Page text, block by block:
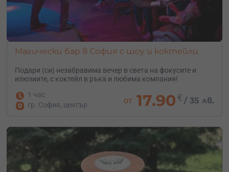
Магически бар в София с шоу и коктейли
Подари (си) незабравима вечер в света на фокусите и
илюзиите, с коктейл в ръка и любима компания!
1 час
гр. София, център
от 17.90 € /35 лв.